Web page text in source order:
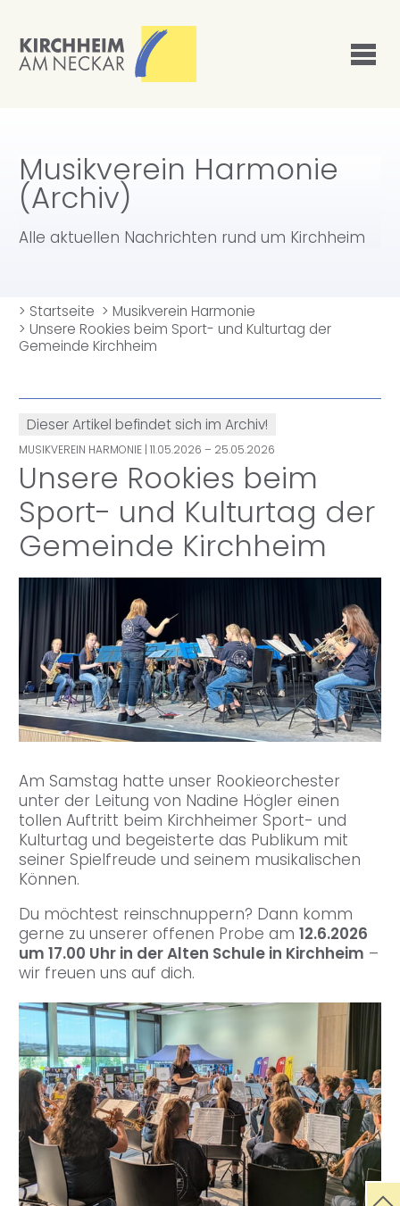
Musikverein Harmonie
(Archiv)
Alle aktuellen Nachrichten rund um Kirchheim
> Startseite > Musikverein Harmonie
> Unsere Rookies beim Sport- und Kulturtag der
Gemeinde Kirchheim
Dieser Artikel befindet sich im Archiv!
MUSIKVEREIN HARMONIE | 11.05.2026 – 25.05.2026
Unsere Rookies beim
Sport- und Kulturtag der
Gemeinde Kirchheim
Am Samstag hatte unser Rookieorchester
unter der Leitung von Nadine Högler einen
tollen Auftritt beim Kirchheimer Sport- und
Kulturtag und begeisterte das Publikum mit
seiner Spielfreude und seinem musikalischen
Können.
Du möchtest reinschnuppern? Dann komm
gerne zu unserer offenen Probe am 12.6.2026
um 17.00 Uhr in der Alten Schule in Kirchheim –
wir freuen uns auf dich.